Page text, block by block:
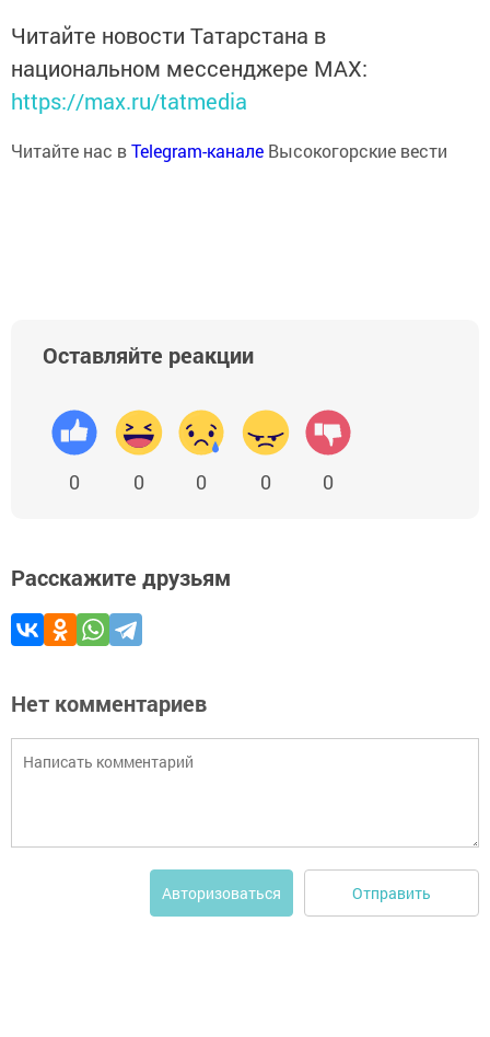
Читайте новости Татарстана в
национальном мессенджере MАХ:
https://max.ru/tatmedia
Читайте нас вTelegram-канале Высокогорские вести
Оставляйте реакции
0 0 0 0 0
Расскажите друзьям
Нет комментариев
Авторизоваться Отправить